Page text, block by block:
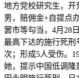
地方党校研究生，开
男，赔佣金+自提点
罢市等勾当，4月28
最高下达的施行死刑
次；形成5人受伤。
她，提示中国低调隆